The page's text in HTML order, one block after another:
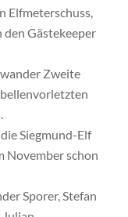
Elfmeterschuss,
den Gästekeeper
Zweite
Siegmund-Elf
November schon
Sporer, Stefan